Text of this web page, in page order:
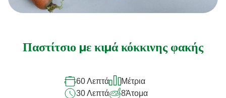
Παστίτσιο με κιμά κόκκινης φακής
60 Λεπτά
Μέτρια
30 Λεπτά
8Άτομα